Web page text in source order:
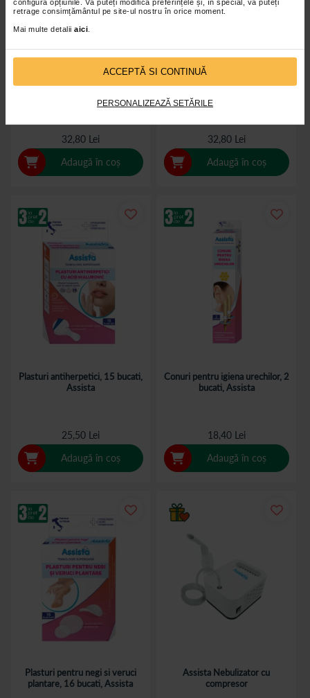
retrage consimțământul pe site-ul nostru în orice moment.
Mai multe detalii aici
ACCEPTĂ SI CONTINUĂ
PERSONALIZEAZĂ SETĂRILE
32,80 Lei
Adaugă în coș
32,80 Lei
Adaugă în coș
Plasturi antiherpetici, 15 bucati,
Assista
25,50 Lei
Adaugă în coș
Conuri pentru igiena urechilor, 2
bucati, Assista
18,40 Lei
Adaugă în coș
Plasturi pentru negi si veruci
plantare, 16 bucati, Assista
Assista Nebulizator cu
compresor